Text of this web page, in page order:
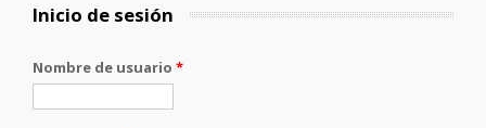
Inicio de sesión
Nombre de usuario *